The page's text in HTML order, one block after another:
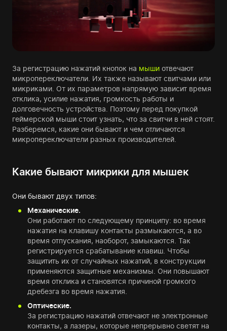
За регистрацию нажатий кнопок на мыши отвечают
микропереключатели. Их также называют свитчами или
микриками. От их параметров напрямую зависит время
отклика, усилие нажатия, громкость работы и
долговечность устройства. Поэтому перед покупкой
геймерской мыши стоит узнать, что за свитчи в ней стоят.
Разберемся, какие они бывают и чем отличаются
микропереключатели разных производителей.
Какие бывают микрики для мышек
Они бывают двух типов:
Механические.
Они работают по следующему принципу: во время
нажатия на клавишу контакты размыкаются, а во
время отпускания, наоборот, замыкаются. Так
регистрируется срабатывание клавиш. Чтобы
защитить их от случайных нажатий, в конструкции
применяются защитные механизмы. Они повышают
время отклика и становятся причиной громкого
дребезга во время нажатия.
Оптические.
За регистрацию нажатий отвечают не электронные
контакты, а лазеры, которые непрерывно светят на